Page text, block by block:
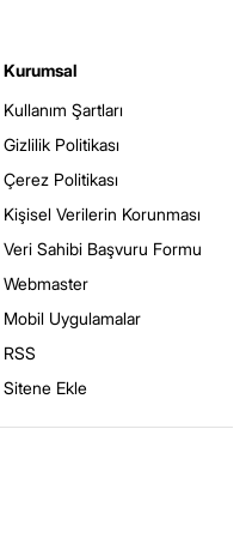
Kurumsal
Kullanım Şartları
Gizlilik Politikası
Çerez Politikası
Kişisel Verilerin Korunması
Veri Sahibi Başvuru Formu
Webmaster
Mobil Uygulamalar
RSS
Sitene Ekle